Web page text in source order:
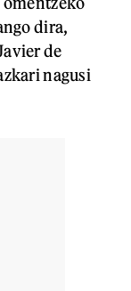
dira,
de
nagusi